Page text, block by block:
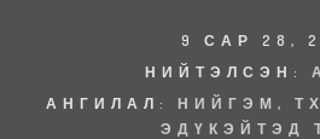
9 САР 28,
НИЙТЭЛСЭН:
АНГИЛАЛ: НИЙГЭМ ,
ЭДҮКЭЙТЭД